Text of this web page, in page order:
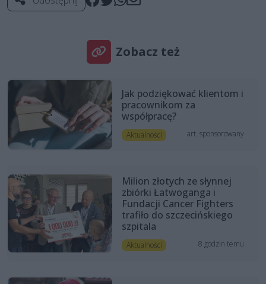
Zobacz też
Jak podziękować klientom i
pracownikom za
współpracę?
Aktualności art. sponsorowany
Milion złotych ze słynnej
zbiórki Łatwoganga i
Fundacji Cancer Fighters
trafiło do szczecińskiego
szpitala
Aktualności 8 godzin temu